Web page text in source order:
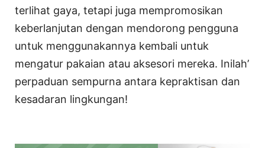
terlihat gaya, tetapi juga mempromosikan
keberlanjutan dengan mendorong pengguna
untuk menggunakannya kembali untuk
mengatur pakaian atau aksesori mereka. Inilah’
perpaduan sempurna antara kepraktisan dan
kesadaran lingkungan!